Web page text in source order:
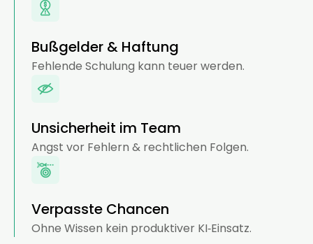
Bußgelder & Haftung
Fehlende Schulung kann teuer werden.
Unsicherheit im Team
Angst vor Fehlern & rechtlichen Folgen.
Verpasste Chancen
Ohne Wissen kein produktiver KI‑Einsatz.